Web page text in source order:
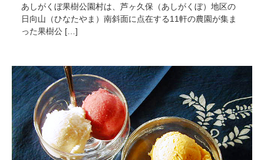
あしがくぼ果樹公園村は、芦ヶ久保（あしがくぼ）地区の
日向山（ひなたやま）南斜面に点在する11軒の農園が集ま
った果樹公 […]